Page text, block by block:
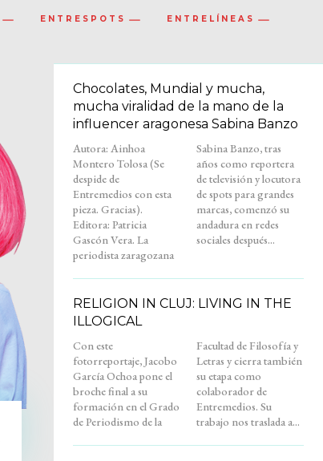
ENTRESPOTS ENTRELÍNEAS
Chocolates, Mundial y mucha,
mucha viralidad de la mano de la
influencer aragonesa Sabina Banzo
Autora: Ainhoa
Montero Tolosa (Se
despide de
Entremedios con esta
pieza. Gracias).
Editora: Patricia
Gascón Vera. La
periodista zaragozana
Sabina Banzo, tras
años como reportera
de televisión y locutora
de spots para grandes
marcas, comenzó su
andadura en redes
sociales después...
RELIGION IN CLUJ: LIVING IN THE
ILLOGICAL
Con este
fotorreportaje, Jacobo
García Ochoa pone el
broche final a su
formación en el Grado
de Periodismo de la
Facultad de Filosofía y
Letras y cierra también
su etapa como
colaborador de
Entremedios. Su
trabajo nos traslada a...